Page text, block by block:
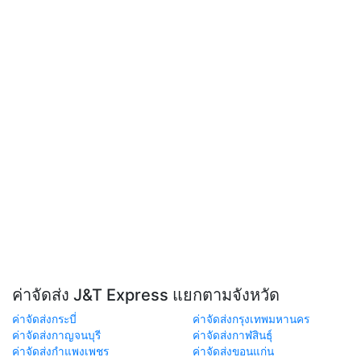
ค่าจัดส่ง J&T Express แยกตามจังหวัด
ค่าจัดส่งกระบี่
ค่าจัดส่งกรุงเทพมหานคร
ค่าจัดส่งกาญจนบุรี
ค่าจัดส่งกาฬสินธุ์
ค่าจัดส่งกำแพงเพชร
ค่าจัดส่งขอนแก่น